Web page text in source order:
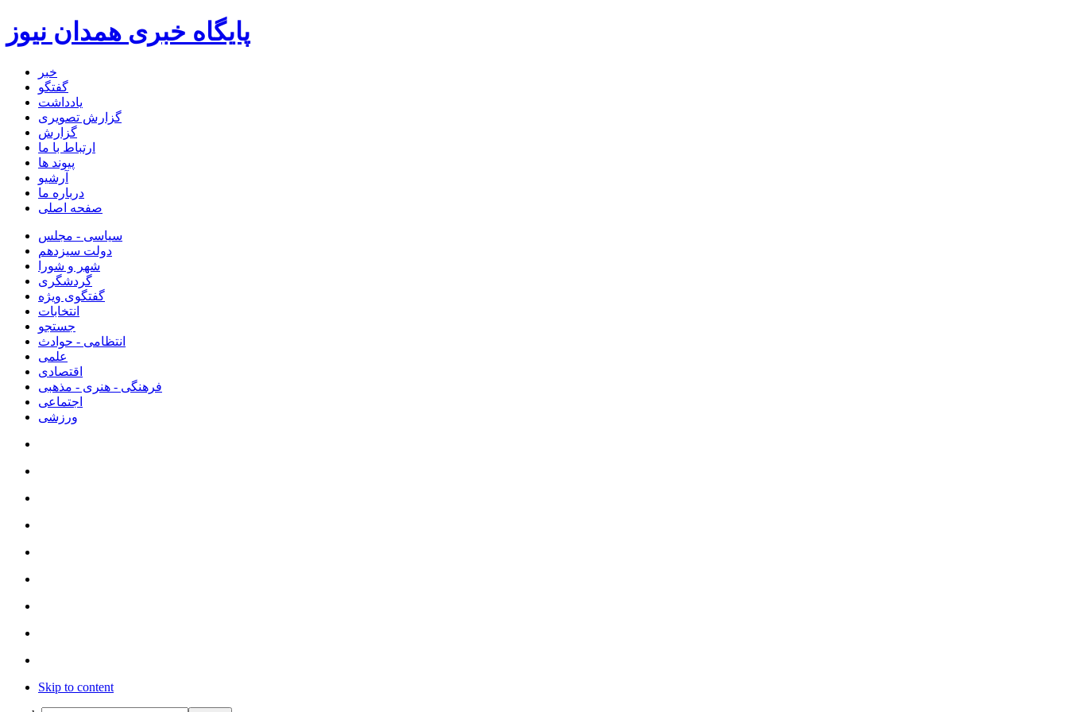
پایگاه خبری همدان نیوز
خبر
گفتگو
یادداشت
گزارش تصویری
گزارش
ارتباط با ما
پیوند ها
آرشیو
درباره ما
صفحه اصلی
سیاسی - مجلس
دولت سیزدهم
شهر و شورا
گردشگری
گفتگوی ویژه
انتخابات
جستجو
انتظامی - حوادث
علمی
اقتصادی
فرهنگی - هنری - مذهبی
اجتماعی
ورزشی
Skip to content